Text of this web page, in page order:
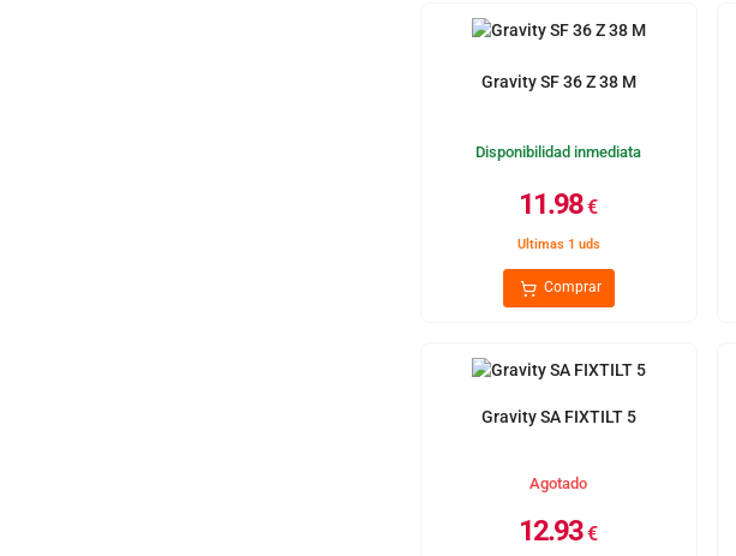
Gravity SF 36 Z 38 M
Disponibilidad inmediata
11.98€
Ultimas 1 uds
Comprar
Gravity SA FIXTILT 5
Agotado
12.93€